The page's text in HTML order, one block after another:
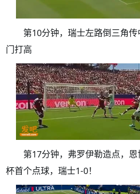
第10分钟，瑞士左路倒三角
门打高
第17分钟，弗罗伊勒造点，
杯首个点球，瑞士1-0！